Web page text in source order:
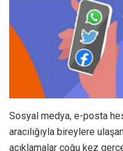
Sosyal medya, e-posta
aracılığıyla bireylere
açıklamalar çoğu kez